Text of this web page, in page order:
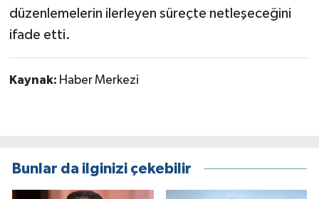
düzenlemelerin ilerleyen süreçte netleşeceğini
ifade etti.
Kaynak: Haber Merkezi
Bunlar da ilginizi çekebilir